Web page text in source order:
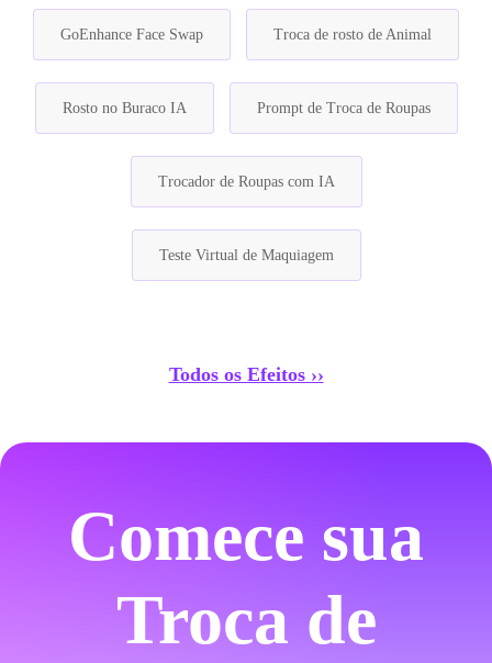
GoEnhance Face Swap Troca de rosto de Animal
Rosto no Buraco IA Prompt de Troca de Roupas
Trocador de Roupas com IA
Teste Virtual de Maquiagem
Todos os Efeitos ››
Comece sua
Troca de